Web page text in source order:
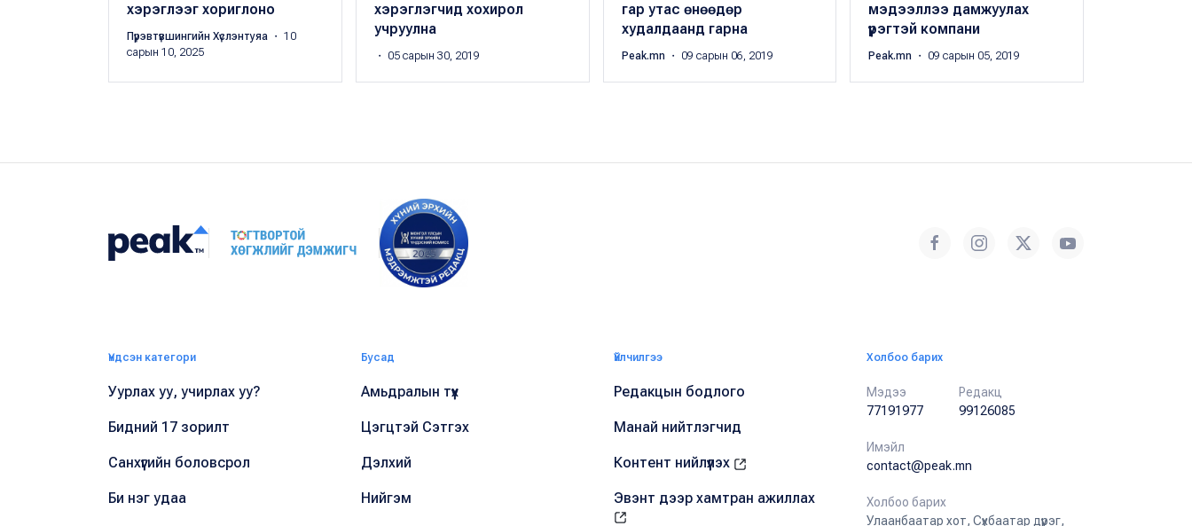
хэрэглээг хориглоно
Пүрэвтүвшингийн Хүслэнтуяа ・ 10
сарын 10, 2025
хэрэглэгчид хохирол
учруулна
・ 05 сарын 30, 2019
гар утас өнөөдөр
худалдаанд гарна
Peak.mn ・ 09 сарын 06, 2019
мэдээллээ дамжуулах
үүрэгтэй компани
Peak.mn ・ 09 сарын 05, 2019
Үндсэн категори
Уурлах уу, учирлах уу?
Бидний 17 зорилт
Санхүүгийн боловсрол
Би нэг удаа
Бусад
Амьдралын түүх
Цэгцтэй Сэтгэх
Дэлхий
Нийгэм
Үйлчилгээ
Редакцын бодлого
Манай нийтлэгчид
Контент нийлүүлэх
Эвэнт дээр хамтран ажиллах
Холбоо барих
Мэдээ
77191977
Редакц
99126085
Имэйл
contact@peak.mn
Холбоо барих
Улаанбаатар хот, Сүхбаатар дүүрэг,